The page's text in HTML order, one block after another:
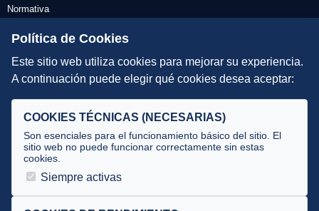
Normativa
Escuelas de Triatlón
DIRECCIÓN TÉCNICA
Selecciones
Tecnificación
JUECES Y OFICIALES
Política de Cookies
Este sitio web utiliza cookies para mejorar su experiencia.
A continuación puede elegir qué cookies desea aceptar:
COOKIES TÉCNICAS (NECESARIAS)
Son esenciales para el funcionamiento básico del sitio. El
sitio web no puede funcionar correctamente sin estas
cookies.
Siempre activas